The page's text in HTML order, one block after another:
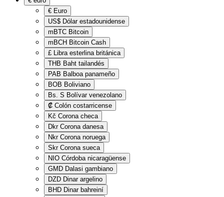
€ Euro
US$ Dólar estadounidense
mBTC Bitcoin
mBCH Bitcoin Cash
£ Libra esterlina británica
THB Baht tailandés
PAB Balboa panameño
BOB Boliviano
Bs. S Bolívar venezolano
₡ Colón costarricense
Kč Corona checa
Dkr Corona danesa
Nkr Corona noruega
Skr Corona sueca
NIO Córdoba nicaragüense
GMD Dalasi gambiano
DZD Dinar argelino
BHD Dinar bahreiní